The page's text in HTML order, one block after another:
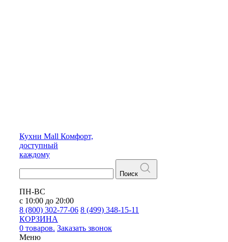
Кухни Mall Комфорт,
доступный
каждому
Поиск
ПН-ВС
с 10:00 до 20:00
8 (800) 302-77-06 8 (499) 348-15-11
КОРЗИНА
0 товаров. Заказать звонок
Меню